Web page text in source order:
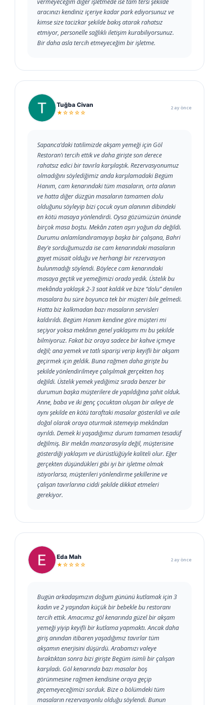
vermeyeceğim diğer işletmede ise tam tersi şekilde
aracınızı kendiniz içeriye kadar park ediyorsunuz ve
kimse size tacizkar şekilde bakış atarak rahatsız
etmiyor, personelle sağlıklı iletişim kurabiliyorsunuz.
Bir daha asla tercih etmeyeceğim bir işletme.
Tuğba Civan
★☆☆☆☆
2 ay önce
Sapanca’daki tatilimizde akşam yemeği için Göl
Restoran’ı tercih ettik ve daha girişte son derece
rahatsız edici bir tavırla karşılaştık. Rezervasyonumuz
olmadığını söylediğimiz anda karşılamadaki Begüm
Hanım, cam kenarındaki tüm masaların, orta alanın
ve hatta diğer düzgün masaların tamamen dolu
olduğunu söyleyip bizi çocuk oyun alanının dibindeki
en kötü masaya yönlendirdi. Oysa gözümüzün önünde
birçok masa boştu. Mekân zaten aşırı yoğun da değildi.
Durumu anlamlandıramayıp başka bir çalışana, Bahri
Bey’e sorduğumuzda ise cam kenarındaki masaların
gayet müsait olduğu ve herhangi bir rezervasyon
bulunmadığı söylendi. Böylece cam kenarındaki
masaya geçtik ve yemeğimizi orada yedik. Üstelik bu
mekânda yaklaşık 2-3 saat kaldık ve bize “dolu” denilen
masalara bu süre boyunca tek bir müşteri bile gelmedi.
Hatta biz kalkmadan bazı masaların servisleri
kaldırıldı. Begüm Hanım kendine göre müşteri mi
seçiyor yoksa mekânın genel yaklaşımı mı bu şekilde
bilmiyoruz. Fakat biz oraya sadece bir kahve içmeye
değil; ana yemek ve tatlı siparişi verip keyifli bir akşam
geçirmek için geldik. Buna rağmen daha girişte bu
şekilde yönlendirilmeye çalışılmak gerçekten hoş
değildi. Üstelik yemek yediğimiz sırada benzer bir
durumun başka müşterilere de yapıldığına şahit olduk.
Anne, baba ve iki genç çocuktan oluşan bir aileye de
aynı şekilde en kötü taraftaki masalar gösterildi ve aile
doğal olarak oraya oturmak istemeyip mekândan
ayrıldı. Demek ki yaşadığımız durum tamamen tesadüf
değilmiş. Bir mekân manzarasıyla değil, müşterisine
gösterdiği yaklaşım ve dürüstlüğüyle kaliteli olur. Eğer
gerçekten düşündükleri gibi iyi bir işletme olmak
istiyorlarsa, müşterileri yönlendirme şekillerine ve
çalışan tavırlarına ciddi şekilde dikkat etmeleri
gerekiyor.
Eda Mah
★☆☆☆☆
2 ay önce
Bugün arkadaşımızın doğum gününü kutlamak için 3
kadın ve 2 yaşından küçük bir bebekle bu restoranı
tercih ettik. Amacımız göl kenarında güzel bir akşam
yemeği yiyip keyifli bir kutlama yapmaktı. Ancak daha
giriş anından itibaren yaşadığımız tavırlar tüm
akşamın enerjisini düşürdü. Arabamızı valeye
bıraktıktan sonra bizi girişte Begüm isimli bir çalışan
karşıladı. Göl kenarında bazı masalar boş
görünmesine rağmen kendisine oraya geçip
geçemeyeceğimizi sorduk. Bize o bölümdeki tüm
masaların rezervasyonlu olduğu söylendi. Bunun